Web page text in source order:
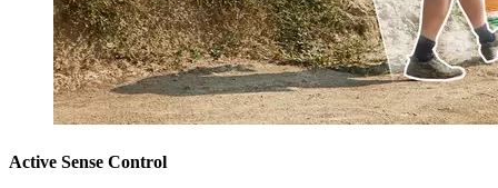
Active Sense Control